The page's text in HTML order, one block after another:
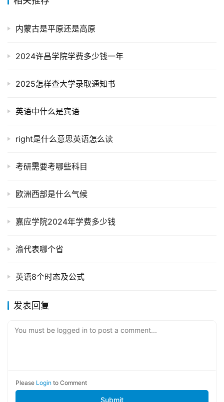
内蒙古是平原还是高原
2024许昌学院学费多少钱一年
2025怎样查大学录取通知书
英语中什么是宾语
right是什么意思英语怎么读
考研需要考哪些科目
欧洲西部是什么气候
嘉应学院2024年学费多少钱
渝代表哪个省
英语8个时态及公式
发表回复
You must be logged in to post a comment...
Please Login to Comment
Submit